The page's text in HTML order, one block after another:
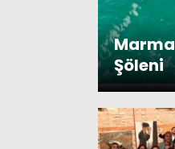
Şöleni